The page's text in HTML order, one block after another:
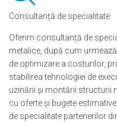
Consultanță de specialitate
Oferim consultanță de
metalice, după cum
de optimizare a costurilor,
stabilirea tehnologiei de
uzinării și montării structurii
cu oferte și bugete
de specialitate partenerilor